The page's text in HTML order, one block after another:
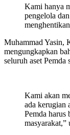
Kami hanya
pengelola
Muhammad Yasin,
mengungkapkan
seluruh aset Pemda
Kami akan
ada kerugian
Pemda harus
masyarakat,”